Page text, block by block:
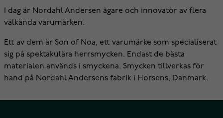
I dag är Nordahl Andersen ägare och innovatör av flera
välkända varumärken.
Ett av dem är Son of Noa, ett varumärke som specialiserat
sig på spektakulära herrsmycken. Endast de bästa
materialen används i smyckena. Smycken tillverkas för
hand på Nordahl Andersens fabrik i Horsens, Danmark.